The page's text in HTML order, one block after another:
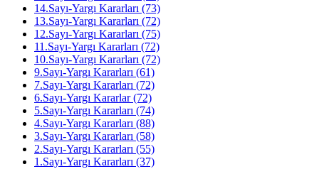
14.Sayı-Yargı Kararları (73)
13.Sayı-Yargı Kararları (72)
12.Sayı-Yargı Kararları (75)
11.Sayı-Yargı Kararları (72)
10.Sayı-Yargı Kararları (72)
9.Sayı-Yargı Kararları (61)
7.Sayı-Yargı Kararları (72)
6.Sayı-Yargı Kararlar (72)
5.Sayı-Yargı Kararları (74)
4.Sayı-Yargı Kararları (88)
3.Sayı-Yargı Kararları (58)
2.Sayı-Yargı Kararları (55)
1.Sayı-Yargı Kararları (37)